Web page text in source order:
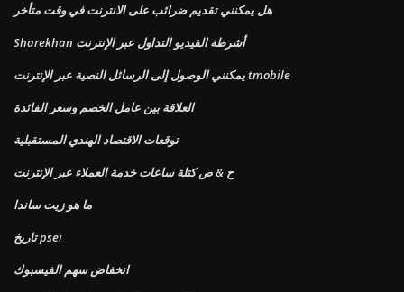
هل يمكنني تقديم ضرائب على الانترنت في وقت متأخر
Sharekhan أشرطة الفيديو التداول عبر الإنترنت
يمكنني الوصول إلى الرسائل النصية عبر الإنترنت tmobile
العلاقة بين عامل الخصم وسعر الفائدة
توقعات الاقتصاد الهندي المستقبلية
ح & ص كتلة ساعات خدمة العملاء عبر الإنترنت
ما هو زيت ساندا
تاريخ psei
انخفاض سهم الفيسبوك